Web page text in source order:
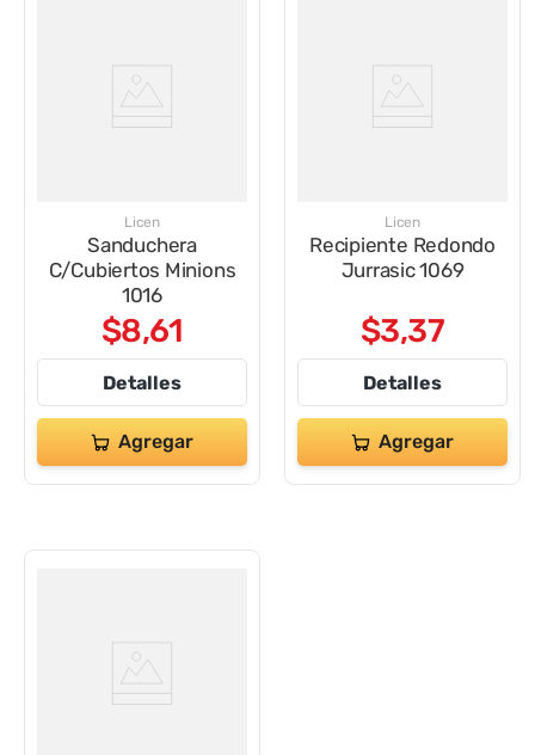
Licen
Sanduchera
C/Cubiertos Minions
1016
$8,61
Detalles
Agregar
Licen
Recipiente Redondo
Jurrasic 1069
$3,37
Detalles
Agregar